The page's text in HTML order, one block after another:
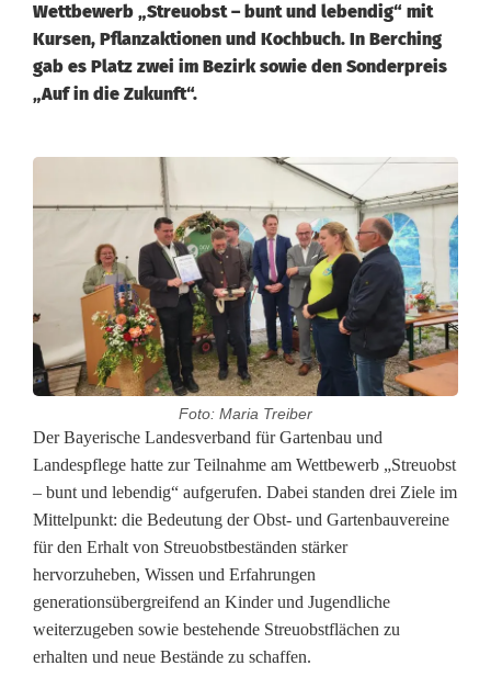
Wettbewerb „Streuobst – bunt und lebendig“ mit
Kursen, Pflanzaktionen und Kochbuch. In Berching
gab es Platz zwei im Bezirk sowie den Sonderpreis
„Auf in die Zukunft“.
Foto: Maria Treiber
M
t
H
e
r
Der Bayerische Landesverband für Gartenbau und
Landespflege hatte zur Teilnahme am Wettbewerb „Streuobst
– bunt und lebendig“ aufgerufen. Dabei standen drei Ziele im
Mittelpunkt: die Bedeutung der Obst- und Gartenbauvereine
für den Erhalt von Streuobstbeständen stärker
hervorzuheben, Wissen und Erfahrungen
generationsübergreifend an Kinder und Jugendliche
weiterzugeben sowie bestehende Streuobstflächen zu
erhalten und neue Bestände zu schaffen.